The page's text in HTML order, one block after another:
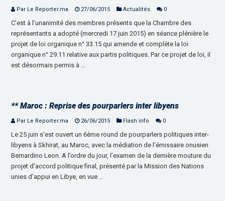
Par Le Reporter.ma 27/06/2015 Actualités 0
C’est à l’unanimité des membres présents que la Chambre des
représentants a adopté (mercredi 17 juin 2015) en séance plénière le
projet de loi organique n° 33.15 qui amende et complète la loi
organique n° 29.11 relative aux partis politiques. Par ce projet de loi, il
est désormais permis à …
** Maroc : Reprise des pourparlers inter libyens
Par Le Reporter.ma 26/06/2015 Flash info 0
Le 25 juin s’est ouvert un 6ème round de pourparlers politiques inter-
libyens à Skhirat, au Maroc, avec la médiation de l’émissaire onusien
Bernardino Leon. A l’ordre du jour, l’examen de la dernière mouture du
projet d’accord politique final, présenté par la Mission des Nations
unies d’appui en Libye, en vue …